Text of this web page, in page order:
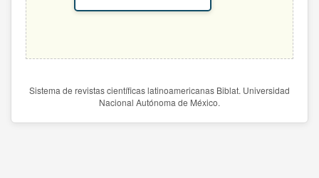
Sistema de revistas científicas latinoamericanas Biblat. Universidad
Nacional Autónoma de México.